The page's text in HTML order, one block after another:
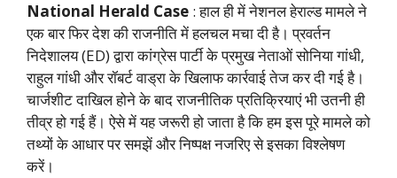
National Herald Case : हाल ही में नेशनल हेराल्ड मामले ने
एक बार फिर देश की राजनीति में हलचल मचा दी है। प्रवर्तन
निदेशालय (ED) द्वारा कांग्रेस पार्टी के प्रमुख नेताओं सोनिया गांधी,
राहुल गांधी और रॉबर्ट वाड्रा के खिलाफ कार्रवाई तेज कर दी गई है।
चार्जशीट दाखिल होने के बाद राजनीतिक प्रतिक्रियाएं भी उतनी ही
तीव्र हो गई हैं। ऐसे में यह जरूरी हो जाता है कि हम इस पूरे मामले को
तथ्यों के आधार पर समझें और निष्पक्ष नजरिए से इसका विश्लेषण
करें।